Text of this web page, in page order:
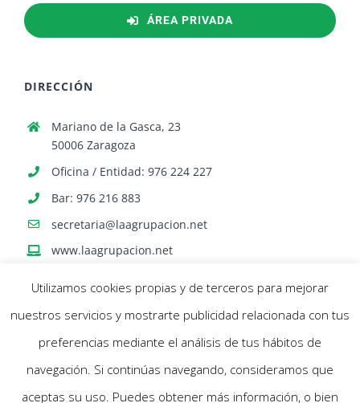
ÁREA PRIVADA
DIRECCIÓN
Mariano de la Gasca, 23
50006 Zaragoza
Oficina / Entidad: 976 224 227
Bar: 976 216 883
secretaria@laagrupacion.net
www.laagrupacion.net
© Agrupación Artística Aragonesa | Todos los derechos reservados |
Utilizamos cookies propias y de terceros para mejorar
nuestros servicios y mostrarte publicidad relacionada con tus
preferencias mediante el análisis de tus hábitos de
navegación. Si continúas navegando, consideramos que
aceptas su uso. Puedes obtener más información, o bien